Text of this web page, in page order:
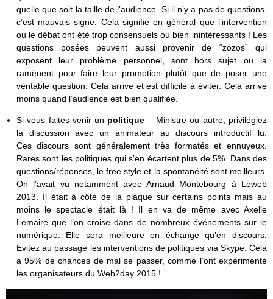
quelle que soit la taille de l’audience. Si il n’y a pas de questions,
c’est mauvais signe. Cela signifie en général que l’intervention
ou le débat ont été trop consensuels ou bien inintéressants ! Les
questions posées peuvent aussi provenir de “zozos” qui
exposent leur problème personnel, sont hors sujet ou la
ramènent pour faire leur promotion plutôt que de poser une
véritable question. Cela arrive et est difficile à éviter. Cela arrive
moins quand l’audience est bien qualifiée.
Si vous faites venir un politique – Ministre ou autre, privilégiez
la discussion avec un animateur au discours introductif lu.
Ces discours sont généralement très formatés et ennuyeux.
Rares sont les politiques qui s’en écartent plus de 5%. Dans des
questions/réponses, le free style et la spontanéité sont meilleurs.
On l’avait vu notamment avec Arnaud Montebourg à Leweb
2013. Il était à côté de la plaque sur certains points mais au
moins le spectacle était là ! Il en va de même avec Axelle
Lemaire que l’on croise dans de nombreux événements sur le
numérique. Elle sera meilleure en échange qu’en discours.
Evitez au passage les interventions de politiques via Skype. Cela
a 95% de chances de mal se passer, comme l’ont expérimenté
les organisateurs du Web2day 2015 !